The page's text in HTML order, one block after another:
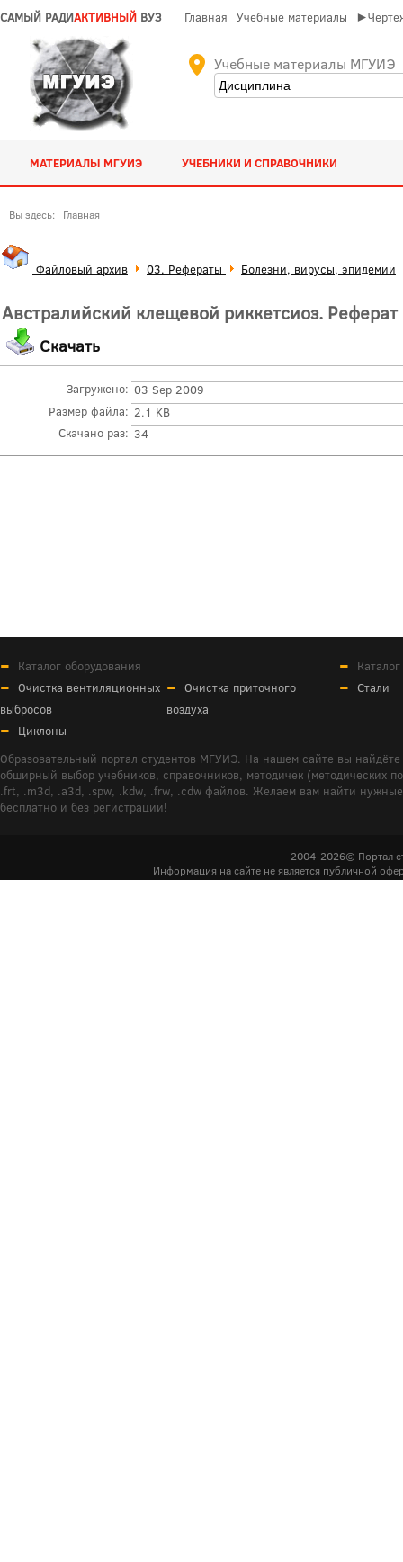
САМЫЙ РАДИАКТИВНЫЙ ВУЗ Главная Учебные материалы
Учебные материалы МГУИЭ
МАТЕРИАЛЫ МГУИЭ УЧЕБНИКИ И СПРАВОЧНИКИ
Вы здесь: Главная
Файловый архив 03. Рефераты Болезни, вирусы, эпидемии
Австралийский клещевой риккетсиоз.
Скачать
Загружено: 03 Sep 2009
Размер файла: 2.1 KB
Скачано раз: 34
Каталог оборудования
Очистка вентиляционных
выбросов
Очистка приточного
воздуха
Циклоны
Стали
Образовательный портал студентов МГУИЭ. На нашем сайте вы
обширный выбор учебников, справочников, методичек (методических
.frt, .m3d, .a3d, .spw, .kdw, .frw, .cdw файлов. Желаем вам найти
бесплатно и без регистрации!
2004-2026© Портал
Информация на сайте не является публичной